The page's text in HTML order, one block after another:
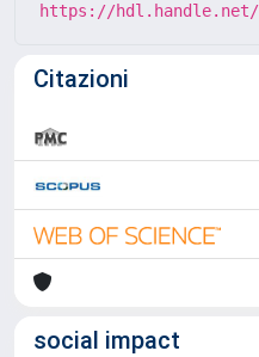
https://hdl.handle.net/
Citazioni
social impact